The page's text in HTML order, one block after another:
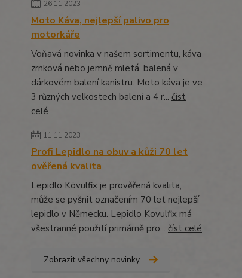
26.11.2023
Moto Káva, nejlepší palivo pro
motorkáře
Voňavá novinka v našem sortimentu, káva
zrnková nebo jemně mletá, balená v
dárkovém balení kanistru. Moto káva je ve
3 různých velkostech balení a 4 r... číst
celé
11.11.2023
Profi Lepidlo na obuv a kůži 70 let
ověřená kvalita
Lepidlo Kövulfix je prověřená kvalita,
může se pyšnit označením 70 let nejlepší
lepidlo v Německu. Lepidlo Kovulfix má
všestranné použití primárně pro... číst celé
Zobrazit všechny novinky